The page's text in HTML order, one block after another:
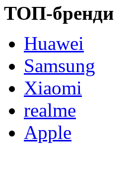
ТОП-бренди
Huawei
Samsung
Xiaomi
realme
Apple